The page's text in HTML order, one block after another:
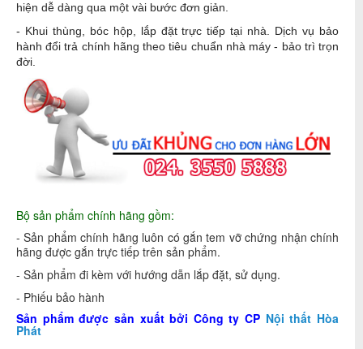
hiện dễ dàng qua một vài bước đơn giản.
- Khui thùng, bóc hộp, lắp đặt trực tiếp tại nhà. Dịch vụ bảo
hành đổi trả chính hãng theo tiêu chuẩn nhà máy - bảo trì trọn
đời.
Bộ sản phẩm chính hãng gồm:
- Sản phẩm chính hãng luôn có gắn tem vỡ chứng nhận chính
hãng được gắn trực tiếp trên sản phẩm.
- Sản phẩm đi kèm với hướng dẫn lắp đặt, sử dụng.
- Phiếu bảo hành
Sản phẩm được sản xuất bởi Công ty CP Nội thất Hòa
Phát